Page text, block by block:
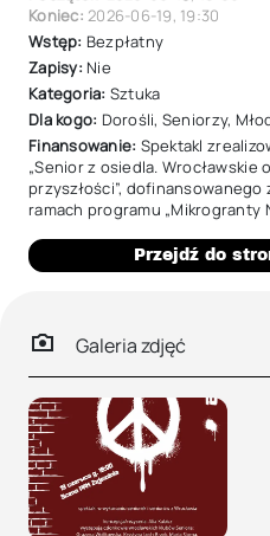
Koniec:2026-06-19, 19:30
Wstęp: Bezpłatny
Zapisy: Nie
Kategoria: Sztuka
Dla kogo: Dorośli, Seniorzy,
Finansowanie: Spektakl
„Senior z osiedla. Wrocławskie
przyszłości”, dofinansowanego
ramach programu „Mikrogranty
Przejdź do
Galeria zdjęć